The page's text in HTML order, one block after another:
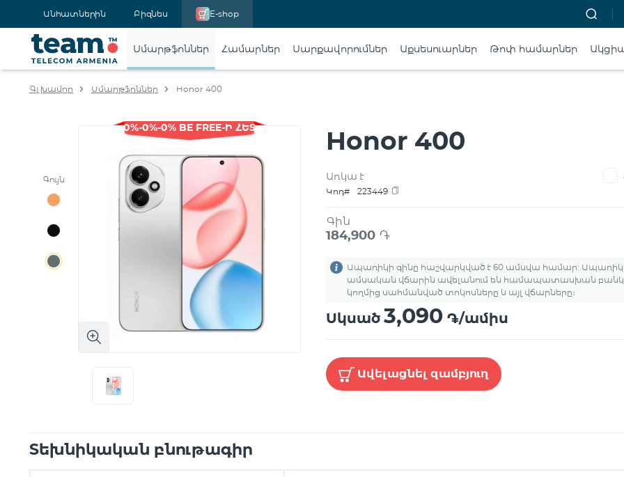
Անհատներին Բիզնես E-shop
Սմարթֆոններ Համարներ Սարքավորումներ Աքսեսուարներ Թոփ համարներ
Գլխավոր Սմարթֆոններ Honor 400
Գույն
0%-0%-0% BE FREE-Ի ՀԵՏ Honor 400
Առկա է
Կոդ#
223449
Գին
184,900 ֏
Ապառիկի գինը հաշվարկված է 60 ամսվա համար:
ամսական վճարին ավելանում են համապատասխան
կողմից սահմանված տոկոսները և այլ վճարները։
Սկսած 3,090 ֏/ամիս
Ավելացնել զամբյուղ
Տեխնիկական բնութագիր